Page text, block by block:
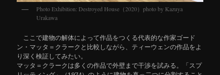
Photo Exhibition: Destroyed House（2020）photo by Kazuya
Urakawa
ここで建物の解体によって作品をつくる代表的な作家ゴード
ン・マッタ＝クラークと比較しながら、ティーウェンの作品をよ
り深く検証してみたい。
マッタ＝クラークは多くの作品で外壁まで干渉を試みる。「スプ